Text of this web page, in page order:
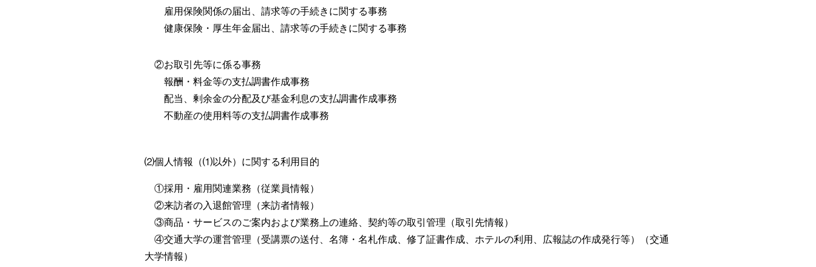
雇用保険関係の届出、請求等の手続きに関する事務
健康保険・厚生年金届出、請求等の手続きに関する事務
②お取引先等に係る事務
報酬・料金等の支払調書作成事務
配当、剰余金の分配及び基金利息の支払調書作成事務
不動産の使用料等の支払調書作成事務
⑵個人情報（⑴以外）に関する利用目的
①採用・雇用関連業務（従業員情報）
②来訪者の入退館管理（来訪者情報）
③商品・サービスのご案内および業務上の連絡、契約等の取引管理（取引先情報）
④交通大学の運営管理（受講票の送付、名簿・名札作成、修了証書作成、ホテルの利用、広報誌の作成発行等）（交通
大学情報）